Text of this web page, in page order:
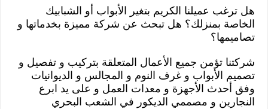
هل ترغب عميلنا الكريم بتغير الأبواب أو الشبابيك
الخاصة بمنزلك؟ هل تبحث عن شركة مميزة بخدماتها و
تصاميمها؟
شركتنا تؤمن جميع الأعمال المتعلقة بتركيب و تفصيل و
تصميم الأبواب و غرف النوم و المجالس و الديوانيات
وفق أحدث الأجهزة و معدات العمل و على يد ابرع
النجارين و مصممي الديكور في الشعب البحري